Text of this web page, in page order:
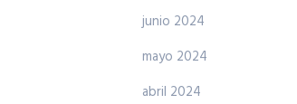
junio 2024
mayo 2024
abril 2024